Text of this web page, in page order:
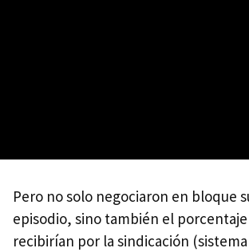
Pero no solo negociaron en bloque
episodio, sino también el
recibirían por la sindicación